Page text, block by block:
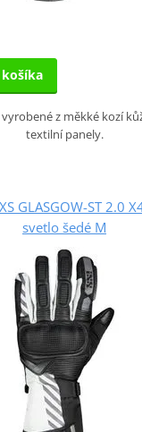
košíka
z měkké kozí
textilní panely.
GLASGOW-ST 2.0
svetlo šedé M